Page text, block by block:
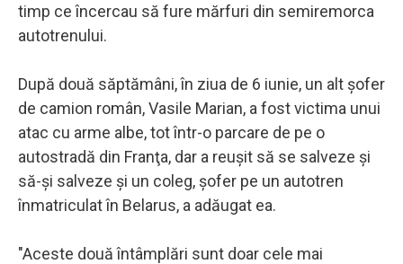
timp ce încercau să fure mărfuri din semiremorca
autotrenului.
După două săptămâni, în ziua de 6 iunie, un alt şofer
de camion român, Vasile Marian, a fost victima unui
atac cu arme albe, tot într-o parcare de pe o
autostradă din Franţa, dar a reuşit să se salveze şi
să-şi salveze şi un coleg, şofer pe un autotren
înmatriculat în Belarus, a adăugat ea.
"Aceste două întâmplări sunt doar cele mai